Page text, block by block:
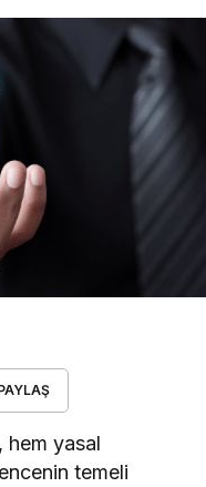
, hem yasal
temeli